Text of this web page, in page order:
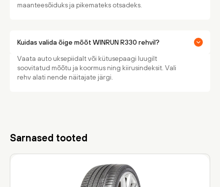
maanteesõiduks ja pikemateks otsadeks.
Kuidas valida õige mõõt WINRUN R330 rehvil?
Vaata auto uksepiidalt või kütusepaagi luugilt
soovitatud mõõtu ja koormus ning kiirusindeksit. Vali
rehv alati nende näitajate järgi.
Sarnased tooted